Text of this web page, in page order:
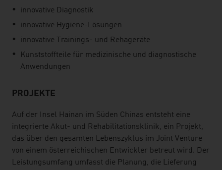
innovative Diagnostik
innovative Hygiene-Lösungen
innovative Trainings- und Rehageräte
Kunststoffteile für medizinische und diagnostische
Anwendungen
PROJEKTE
Auf der Insel Hainan im Süden Chinas entsteht eine
integrierte Akut- und Rehabilitationsklinik, ein Projekt,
das über den gesamten Lebenszyklus im Joint Venture
von einem österreichischen Entwickler betreut wird. Der
Leistungsumfang umfasst die Planung, die Lieferung